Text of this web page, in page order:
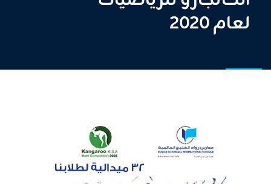
لعام 2020